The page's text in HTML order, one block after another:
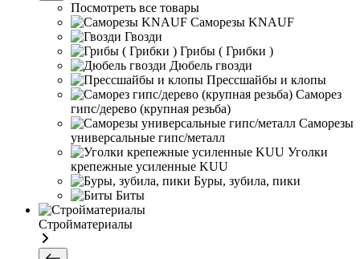
Посмотреть все товары
Саморезы KNAUF
Гвозди
Грибы ( Грибки )
Дюбель гвозди
Прессшайбы и клопы
Саморез
гипс/дерево (крупная резьба)
Саморезы
универсальные гипс/металл
Уголки
крепежные усиленные KUU
Буры, зубила, пики
Биты
Стройматериалы